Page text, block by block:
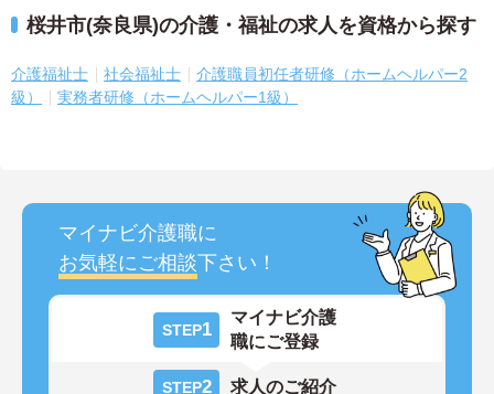
桜井市(奈良県)の介護・福祉の求人を資格から探す
介護福祉士 社会福祉士
介護職員初任者研修（ホームヘルパー2
級）
実務者研修（ホームヘルパー1級）
マイナビ介護職に
お気軽にご相談下さい！
STEP1
マイナビ介護
職にご登録
STEP2 求人のご紹介